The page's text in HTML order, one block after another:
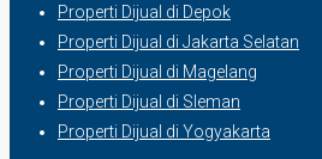
Properti Dijual di Depok
Properti Dijual di Jakarta Selatan
Properti Dijual di Magelang
Properti Dijual di Sleman
Properti Dijual di Yogyakarta